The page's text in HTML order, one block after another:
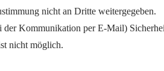
nicht an Dritte weitergegeben.
Kommunikation per E-Mail)
nicht möglich.